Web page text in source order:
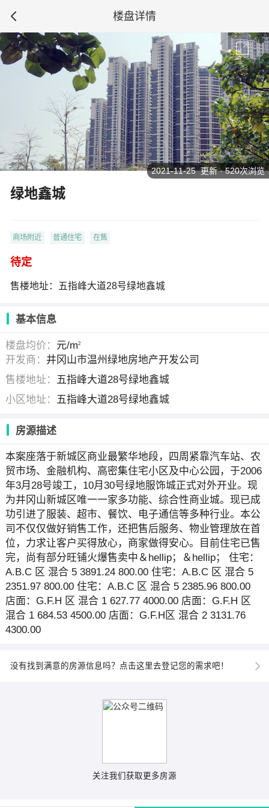
楼盘详情
绿地鑫城
商场附近 普通住宅 在售
待定
售楼地址：五指峰大道28号绿地鑫城
2021-11-25 更新 · 520次浏览
基本信息
楼盘均价： 元/m2
开发商： 井冈山市温州绿地房地产开发公司
售楼地址：
五指峰大道28号绿地鑫城
小区地址：
五指峰大道28号绿地鑫城
房源描述
本案座落于新城区商业最繁华地段，四周紧靠汽车站、农
贸市场、金融机构、高密集住宅小区及中心公园，于2006
年3月28号竣工，10月30号绿地服饰城正式对外开业。现
为井冈山新城区唯一一家多功能、综合性商业城。现已成
功引进了服装、超市、餐饮、电子通信等多种行业。本公
司不仅仅做好销售工作，还把售后服务、物业管理放在首
位，力求让客户买得放心，商家做得安心。目前住宅已售
完，尚有部分旺铺火爆售卖中＆hellip；＆hellip； 住宅：
A.B.C 区 混合 5 3891.24 800.00 住宅：A.B.C 区 混合 5
2351.97 800.00 住宅：A.B.C 区 混合 5 2385.96 800.00
店面：G.F.H 区 混合 1 627.77 4000.00 店面：G.F.H 区
混合 1 684.53 4500.00 店面：G.F.H区 混合 2 3131.76
4300.00
没有找到满意的房源信息吗？点击这里去登记您的需求吧！
关注我们获取更多房源